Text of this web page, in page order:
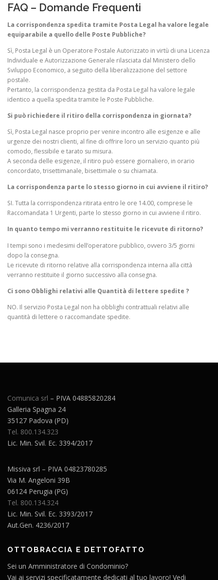
FAQ – Domande Frequenti
La corrispondenza spedita tramite Posta Legal ha valore legale
equiparabile a quello delle Poste Pubbliche?
Sì, Posta Legal è un Operatore Postale Autorizzato in virtù di una Licenza
Individuale e Autorizzazione Generale rilasciata dal Ministero dello
Sviluppo Economico, a seguito della liberalizzazione del settore
postale.
Pertanto, la corrispondenza gestita da Posta Legal ha valore legale
identico a quella spedita tramite le Poste Pubbliche.
Si può richiedere il ritiro della corrispondenza in giornata?
Sì, Posta Legal nasce proprio per venire incontro alle esigenze e alle
urgenze dei nostri clienti, al fine di offrire loro un servizio quanto più
comodo, flessibile e tarato su misura.
A seconda delle esigenze, il ritiro può essere giornaliero, in orario
concordato, trisettimanale, bisettimale o su chiamata.
La corrispondenza parte lo stesso giorno in cui avviene il ritiro?
SI. Tutta la corrispondenza ritirata entro le ore 14.00, comprese le
Raccomandata 1 Urgenti, parte lo stesso giorno in cui avviene il ritiro.
In quanto tempo mi verranno restituite le ricevute di ritorno?
I tempi sono i medesimi dell’operatore pubblico, ovvero 3/5 giorni
dopo la consegna.
Le ricevute di ritorno relative alla corrispondenza interna alla città
verranno restituite il giorno successivo alla consegna.
Ci sono Obblighi relativi alle Quantità di lettere spedite ?
NO. Il servizio Posta Legal non ha obblighi contrattuali relativi alle
quantità di lettere o raccomandate spedite.
Comunica srl – PIVA 04885820284
Galleria Spagna 24
35127 Padova (PD)
Tel. 800.134.323
Lic. Min. Svil. Ec. 3394/2017
Missiva srl – PIVA 04823780285
Via M. Angeloni 39B
06124 Perugia (PG)
Tel. 800.134.324
Lic. Min. Svil. Ec. 3393/2017
Aut.Gen. 4236/2017
OTTOBRACCIA E DETTOFATTO
Sei un Amministratore di Condominio?
Vai ai servizi specificatamente dedicati al tuo lavoro! Vedi